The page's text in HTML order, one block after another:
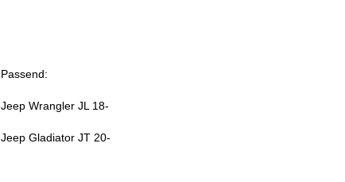
Passend:
Jeep Wrangler JL 18-
Jeep Gladiator JT 20-